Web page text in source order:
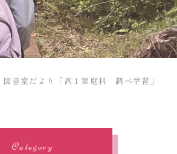
採用情報
精華小学校
図書室だより「高１家庭科 調べ学習」
Category